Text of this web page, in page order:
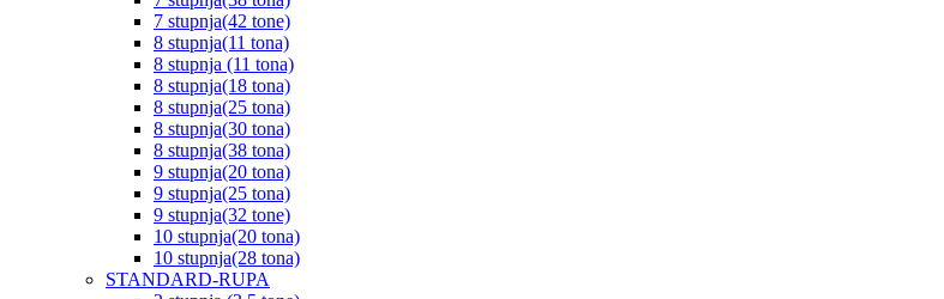
7 stupnja(42 tone)
8 stupnja(11 tona)
8 stupnja (11 tona)
8 stupnja(18 tona)
8 stupnja(25 tona)
8 stupnja(30 tona)
8 stupnja(38 tona)
9 stupnja(20 tona)
9 stupnja(25 tona)
9 stupnja(32 tone)
10 stupnja(20 tona)
10 stupnja(28 tona)
STANDARD-RUPA